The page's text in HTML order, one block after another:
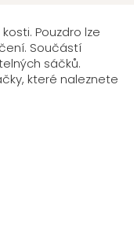
Pouzdro lze
Součástí
sáčků.
které naleznete